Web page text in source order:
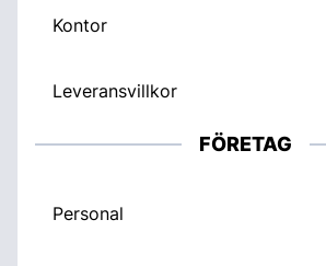
Kontor
Leveransvillkor
FÖRETAG
Personal